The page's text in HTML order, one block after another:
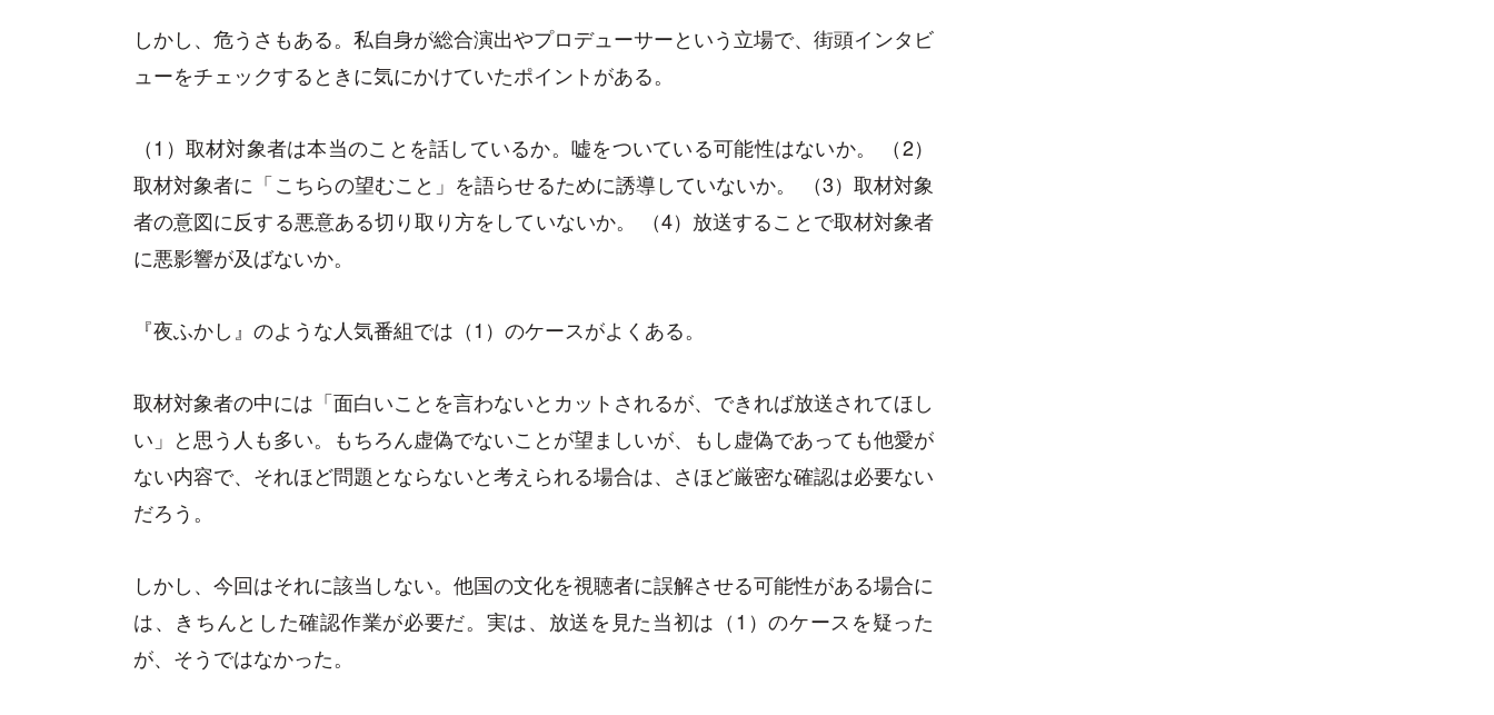
しかし、危うさもある。私自身が総合演出やプロデューサーという立場で、街頭インタビ
ューをチェックするときに気にかけていたポイントがある。
（1）取材対象者は本当のことを話しているか。嘘をついている可能性はないか。 （2）
取材対象者に「こちらの望むこと」を語らせるために誘導していないか。 （3）取材対象
者の意図に反する悪意ある切り取り方をしていないか。 （4）放送することで取材対象者
に悪影響が及ばないか。
『夜ふかし』のような人気番組では（1）のケースがよくある。
取材対象者の中には「面白いことを言わないとカットされるが、できれば放送されてほし
い」と思う人も多い。もちろん虚偽でないことが望ましいが、もし虚偽であっても他愛が
ない内容で、それほど問題とならないと考えられる場合は、さほど厳密な確認は必要ない
だろう。
しかし、今回はそれに該当しない。他国の文化を視聴者に誤解させる可能性がある場合に
は、きちんとした確認作業が必要だ。実は、放送を見た当初は（1）のケースを疑った
が、そうではなかった。